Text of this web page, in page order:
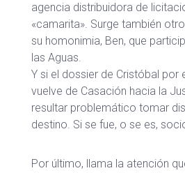
agencia distribuidora de
«camarita». Surge también
su homonimia, Ben, que
las Aguas.
Y si el dossier de Cristóbal por
vuelve de Casación hacia la
resultar problemático tomar
destino. Si se fue, o se es,
Por último, llama la atención